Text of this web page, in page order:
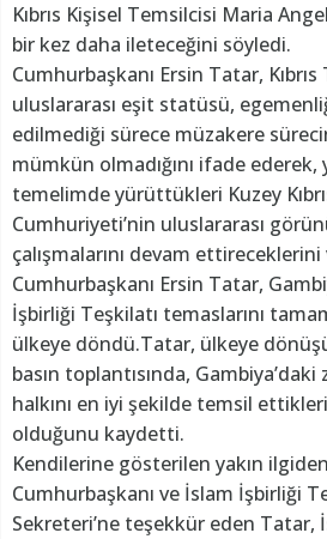
Kıbrıs Kişisel Temsilcisi Maria
bir kez daha ileteceğini söyledi.
Cumhurbaşkanı Ersin Tatar, Kıbrıs
uluslararası eşit statüsü,
edilmediği sürece müzakere
mümkün olmadığını ifade ederek,
temelimde yürüttükleri Kuzey
Cumhuriyeti’nin uluslararası
çalışmalarını devam ettireceklerini
Cumhurbaşkanı Ersin Tatar,
İşbirliği Teşkilatı temaslarını
ülkeye döndü.Tatar, ülkeye
basın toplantısında, Gambiya’daki
halkını en iyi şekilde temsil
olduğunu kaydetti.
Kendilerine gösterilen yakın
Cumhurbaşkanı ve İslam İşbirliği
Sekreteri’ne teşekkür eden Tatar,